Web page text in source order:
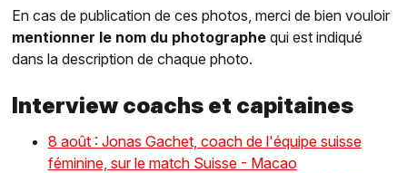
En cas de publication de ces photos, merci de bien vouloir
mentionner le nom du photographequi est indiqué
dans la description de chaque photo.
Interview coachs et capitaines
8 août : Jonas Gachet, coach de l'équipe suisse
féminine, sur le match Suisse - Macao